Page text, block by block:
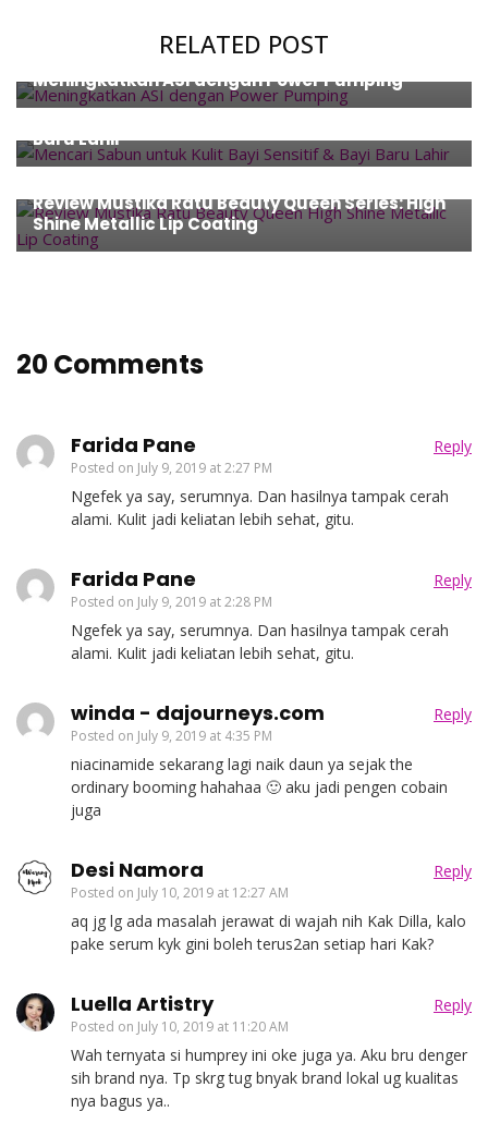
RELATED POST
,Products,Review,Tips
Meningkatkan ASI dengan Power Pumping
Family,Products, Review
Baru Lahir
Review Mustika Ratu Beauty Queen Series: High
Shine Metallic Lip Coating
20 Comments
Farida Pane
Posted on July 9, 2019 at 2:27 PM
Reply
Ngefek ya say, serumnya. Dan hasilnya tampak cerah
alami. Kulit jadi keliatan lebih sehat, gitu.
Farida Pane
Posted on July 9, 2019 at 2:28 PM
Reply
Ngefek ya say, serumnya. Dan hasilnya tampak cerah
alami. Kulit jadi keliatan lebih sehat, gitu.
winda - dajourneys.com
Posted on July 9, 2019 at 4:35 PM
Reply
niacinamide sekarang lagi naik daun ya sejak the
ordinary booming hahahaa 🙂 aku jadi pengen cobain
juga
Desi Namora
Posted on July 10, 2019 at 12:27 AM
Reply
aq jg lg ada masalah jerawat di wajah nih Kak Dilla, kalo
pake serum kyk gini boleh terus2an setiap hari Kak?
Luella Artistry
Posted on July 10, 2019 at 11:20 AM
Reply
Wah ternyata si humprey ini oke juga ya. Aku bru denger
sih brand nya. Tp skrg tug bnyak brand lokal ug kualitas
nya bagus ya..